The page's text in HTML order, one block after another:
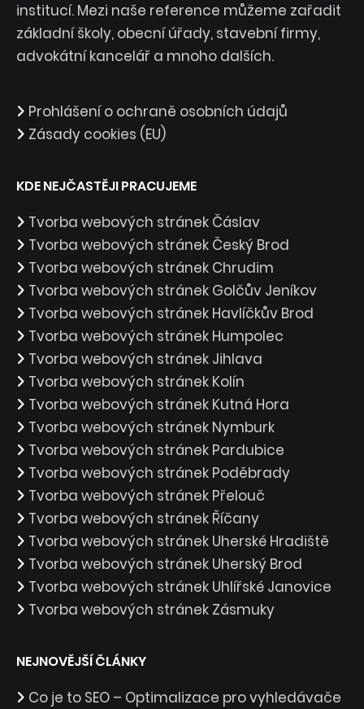
institucí. Mezi naše reference můžeme zařadit
základní školy, obecní úřady, stavební firmy,
advokátní kancelář a mnoho dalších.
Prohlášení o ochraně osobních údajů
Zásady cookies (EU)
KDE NEJČASTĚJI PRACUJEME
Tvorba webových stránek Čáslav
Tvorba webových stránek Český Brod
Tvorba webových stránek Chrudim
Tvorba webových stránek Golčův Jeníkov
Tvorba webových stránek Havlíčkův Brod
Tvorba webových stránek Humpolec
Tvorba webových stránek Jihlava
Tvorba webových stránek Kolín
Tvorba webových stránek Kutná Hora
Tvorba webových stránek Nymburk
Tvorba webových stránek Pardubice
Tvorba webových stránek Poděbrady
Tvorba webových stránek Přelouč
Tvorba webových stránek Říčany
Tvorba webových stránek Uherské Hradiště
Tvorba webových stránek Uherský Brod
Tvorba webových stránek Uhlířské Janovice
Tvorba webových stránek Zásmuky
NEJNOVĚJŠÍ ČLÁNKY
Co je to SEO – Optimalizace pro vyhledávače